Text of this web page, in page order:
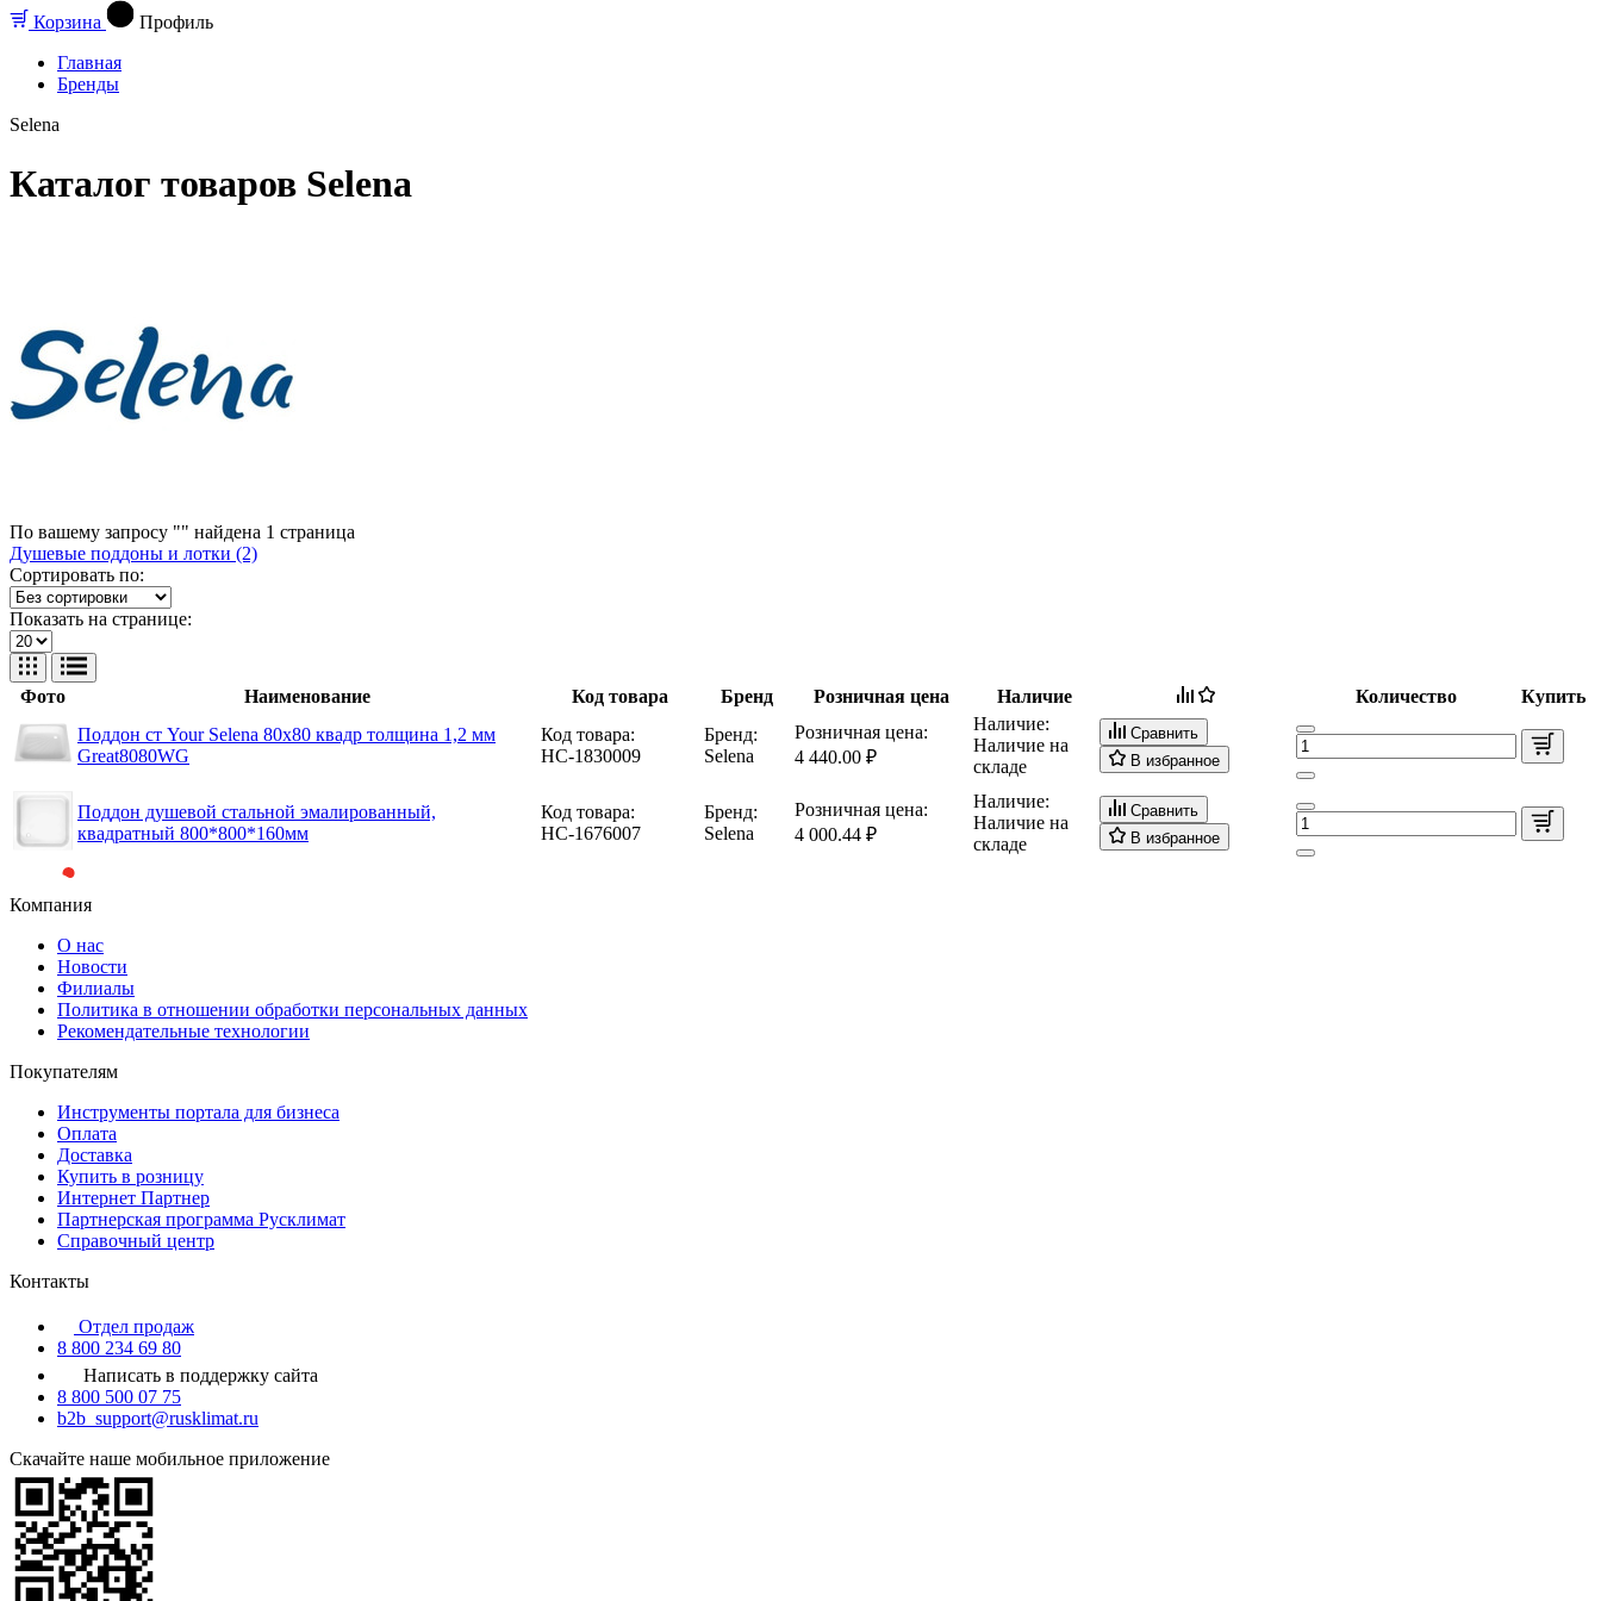
Корзина
Профиль
Главная
Бренды
Selena
Каталог товаров Selena
По вашему запросу "" найдена 1 страница
Душевые поддоны и лотки (2)
Сортировать по:
Показать на странице:
Фото Наименование Код товара Бренд Розничная цена Наличие Количество
Купить
Поддон ст Your Selena 80х80 квадр толщина 1,2 мм
Great8080WG
Код товара:
НС-1830009
Бренд:
Selena
Розничная цена:
4 440.00 ₽
Наличие:
Наличие на
складе
Сравнить
В избранное
Поддон душевой стальной эмалированный,
квадратный 800*800*160мм
Код товара:
НС-1676007
Бренд:
Selena
Розничная цена:
4 000.44 ₽
Наличие:
Наличие на
складе
Сравнить
В избранное
Компания
О нас
Новости
Филиалы
Политика в отношении обработки персональных данных
Рекомендательные технологии
Покупателям
Инструменты портала для бизнеса
Оплата
Доставка
Купить в розницу
Интернет Партнер
Партнерская программа Русклимат
Справочный центр
Контакты
Отдел продаж
8 800 234 69 80
Написать в поддержку сайта
8 800 500 07 75
b2b_support@rusklimat.ru
Скачайте наше мобильное приложение